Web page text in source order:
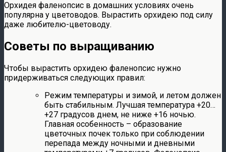
Орхидея фаленопсис в домашних условиях очень
популярна у цветоводов. Вырастить орхидею под силу
даже любителю-цветоводу.
Советы по выращиванию
Чтобы вырастить орхидею фаленопсис нужно
придерживаться следующих правил:
Режим температуры и зимой, и летом должен
быть стабильным. Лучшая температура +20…
+27 градусов днем, не ниже +16 ночью.
Главная особенность – образование
цветочных почек только при соблюдении
перепада между ночными и дневными